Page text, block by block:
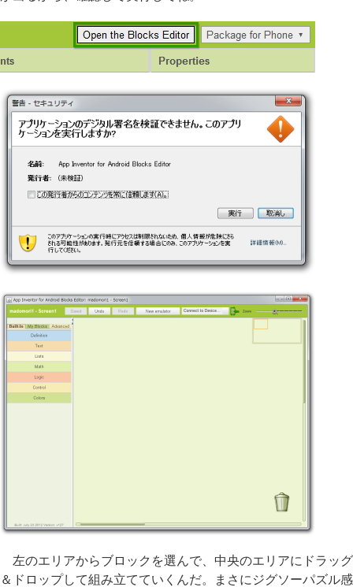
左のエリアからブロックを選んで、中央のエリアにドラッグ
＆ドロップして組み立てていくんだ。まさにジグソーパズル感